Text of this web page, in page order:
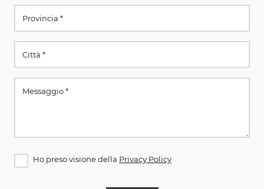
Ho preso visione della Privacy Policy